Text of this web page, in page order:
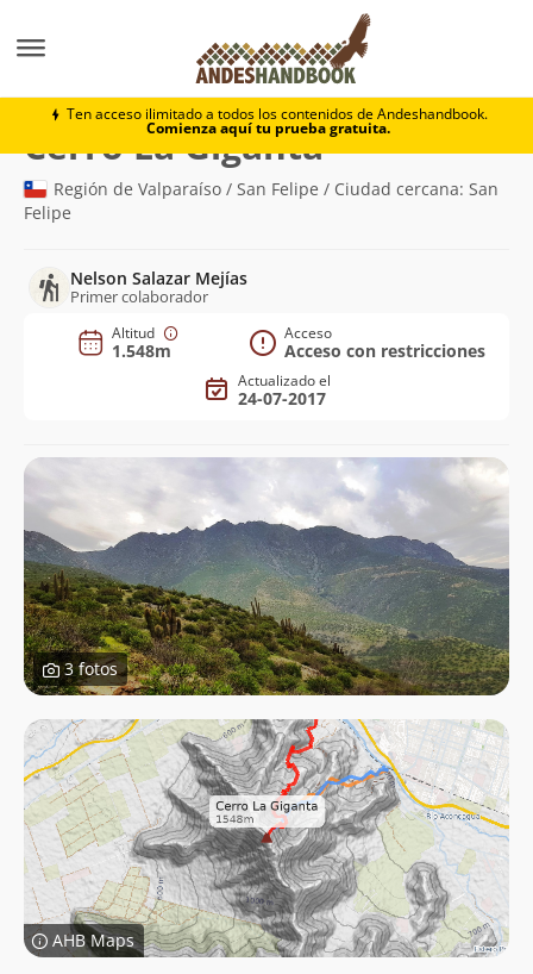
Ten acceso ilimitado a todos los contenidos de Andeshandbook.
Comienza aquí tu prueba gratuita.
Cerro La Giganta
Cerro La Giganta(1.548m)
Región de Valparaíso / San Felipe / Ciudad cercana: San
Felipe
Nelson Salazar Mejías
Primer colaborador
Altitud
1.548m
Acceso
Acceso con restricciones
Actualizado el
24-07-2017
3 fotos
AHB Maps